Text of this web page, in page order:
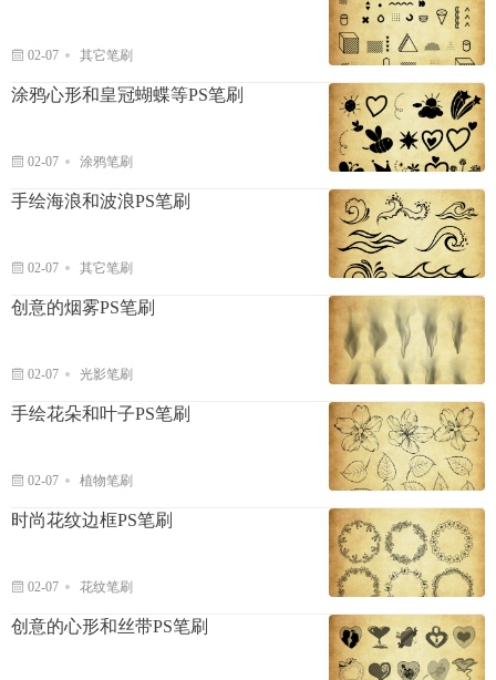
02-07 其它笔刷
涂鸦心形和皇冠蝴蝶等PS笔刷
02-07 涂鸦笔刷
手绘海浪和波浪PS笔刷
02-07 其它笔刷
创意的烟雾PS笔刷
02-07 光影笔刷
手绘花朵和叶子PS笔刷
02-07 植物笔刷
时尚花纹边框PS笔刷
02-07 花纹笔刷
创意的心形和丝带PS笔刷